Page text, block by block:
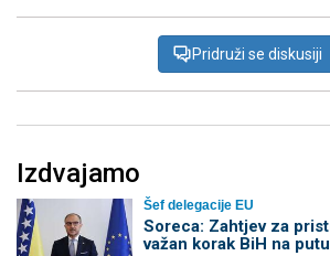
Pridruži se diskusiji
Izdvajamo
Šef delegacije EU
Soreca: Zahtjev za
važan korak BiH na